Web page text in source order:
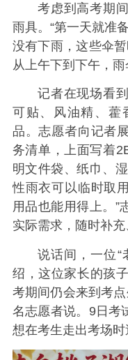
考虑到高考期
雨具。“第一天就准
没有下雨，这些伞
从上午下到下午，雨
记者在现场看
可贴、风油精、藿
品。志愿者向记者
务清单，上面写着
明文件袋、纸巾、
性雨衣可以临时取
用品也能用得上。”
实际需求，随时补充
说话间，一位“
绍，这位家长的孩
考期间仍会来到考
名志愿者说。9日考
想在考生走出考场时